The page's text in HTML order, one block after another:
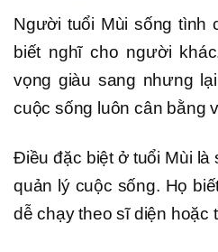
Người tuổi Mùi sống tình
biết nghĩ cho người
vọng giàu sang nhưng
cuộc sống luôn cân bằng
Điều đặc biệt ở tuổi Mùi là
quản lý cuộc sống. Họ
dễ chạy theo sĩ diện hoặc